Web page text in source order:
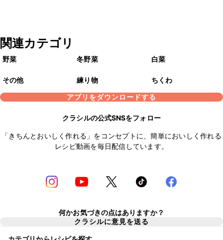
関連カテゴリ
野菜 冬野菜 白菜
その他 練り物
ちくわ
アプリをダウンロードする
クラシルの公式SNSをフォロー
「きちんとおいしく作れる」をコンセプトに、簡単においしく作れる
レシピ動画を毎日配信しています。
何かお気づきの点はありますか？
クラシルに意見を送る